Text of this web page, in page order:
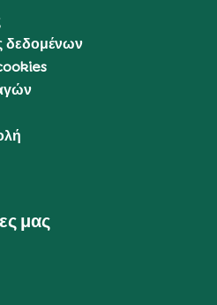
δεδομένων
μας